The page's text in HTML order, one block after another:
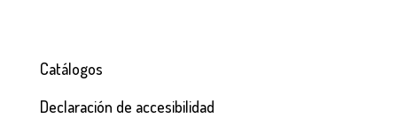
Catálogos
Declaración de accesibilidad